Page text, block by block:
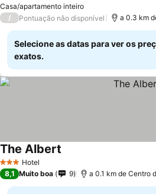
Casa/apartamento inteiro
Ver preços
/ Pontuação não disponível a 0.3 km
Selecione as datas para ver os
exatos.
3 EstrelasHotel
The Albert
8,1 Muito boa 9 a 0.1 km de Centro